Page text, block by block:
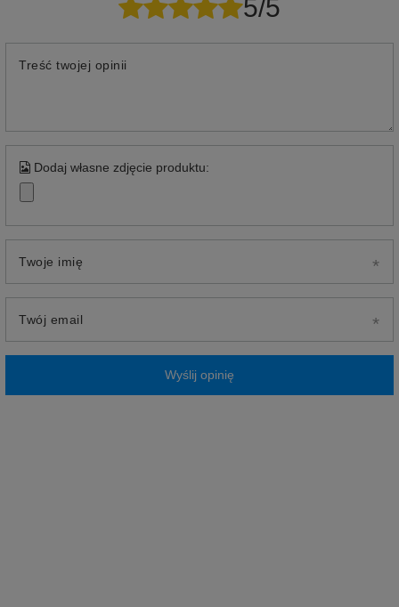
5/5
Treść twojej opinii
Dodaj własne zdjęcie produktu:
Twoje imię
Twój email
Wyślij opinię